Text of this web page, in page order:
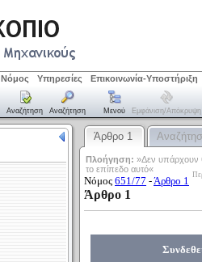
Νόμος Υπηρεσίες Επικοινωνία-Υποστήριξη
Αναζήτηση Αναζήτηση Μενού Εμφάνιση/απόκρυψη
Άρθρο 1